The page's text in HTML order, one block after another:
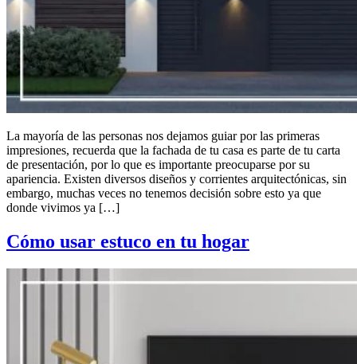
La mayoría de las personas nos dejamos guiar por las primeras
impresiones, recuerda que la fachada de tu casa es parte de tu carta
de presentación, por lo que es importante preocuparse por su
apariencia. Existen diversos diseños y corrientes arquitectónicas, sin
embargo, muchas veces no tenemos decisión sobre esto ya que
donde vivimos ya […]
Cómo usar estuco en tu hogar